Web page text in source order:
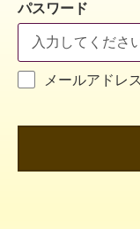
パスワード
メールアドレ